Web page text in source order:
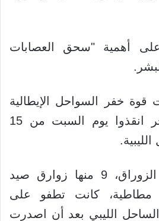
أهمية "سحق العصابات
خفر السواحل الإيطالية
إن نحو 3500 مهاجر انقذوا يوم السبت من 15
وأضافت القوة أن الزوراق، 9 منها زوارق صيد
خشبية محورة و6 مطاطية، كانت تطفو على
من الساحل الليبي بعد أن اصدرت